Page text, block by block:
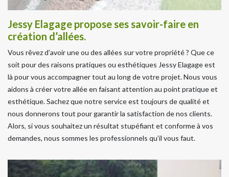
Jessy Elagage propose ses savoir-faire en
création d’allées.
Vous rêvez d’avoir une ou des allées sur votre propriété ? Que ce
soit pour des raisons pratiques ou esthétiques Jessy Elagage est
là pour vous accompagner tout au long de votre projet. Nous vous
aidons à créer votre allée en faisant attention au point pratique et
esthétique. Sachez que notre service est toujours de qualité et
nous donnerons tout pour garantir la satisfaction de nos clients.
Alors, si vous souhaitez un résultat stupéfiant et conforme à vos
demandes, nous sommes les professionnels qu’il vous faut.